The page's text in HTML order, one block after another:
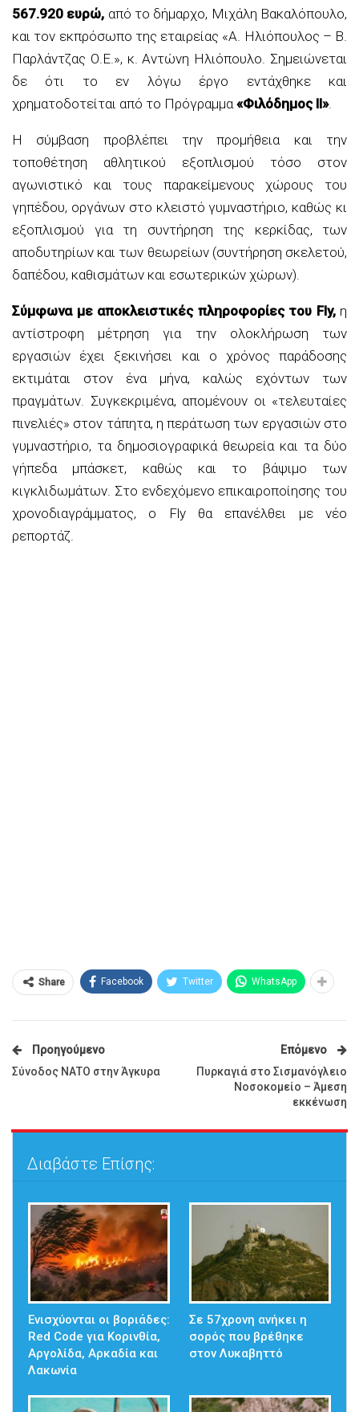
567.920 ευρώ, από το δήμαρχο, Μιχάλη Βακαλόπουλο,
και τον εκπρόσωπο της εταιρείας «Α. Ηλιόπουλος – Β.
Παρλάντζας Ο.Ε.», κ. Αντώνη Ηλιόπουλο. Σημειώνεται
δε ότι το εν λόγω έργο εντάχθηκε και
χρηματοδοτείται από το Πρόγραμμα «Φιλόδημος ΙΙ».
Η σύμβαση προβλέπει την προμήθεια και την
τοποθέτηση αθλητικού εξοπλισμού τόσο στον
αγωνιστικό και τους παρακείμενους χώρους του
γηπέδου, οργάνων στο κλειστό γυμναστήριο, καθώς κι
εξοπλισμού για τη συντήρηση της κερκίδας, των
αποδυτηρίων και των θεωρείων (συντήρηση σκελετού,
δαπέδου, καθισμάτων και εσωτερικών χώρων).
Σύμφωνα με αποκλειστικές πληροφορίες του Fly,η
αντίστροφη μέτρηση για την ολοκλήρωση των
εργασιών έχει ξεκινήσει και ο χρόνος παράδοσης
εκτιμάται στον ένα μήνα, καλώς εχόντων των
πραγμάτων. Συγκεκριμένα, απομένουν οι «τελευταίες
πινελιές» στον τάπητα, η περάτωση των εργασιών στο
γυμναστήριο, τα δημοσιογραφικά θεωρεία και τα δύο
γήπεδα μπάσκετ, καθώς και το βάψιμο των
κιγκλιδωμάτων. Στο ενδεχόμενο επικαιροποίησης του
χρονοδιαγράμματος, ο Fly θα επανέλθει με νέο
ρεπορτάζ.
Share Facebook Twitter WhatsApp
Προηγούμενο
Σύνοδος ΝΑΤΟ στην Άγκυρα
Επόμενο
Πυρκαγιά στο Σισμανόγλειο
Νοσοκομείο – Άμεση
εκκένωση
Διαβάστε Επίσης:
Ενισχύονται οι βοριάδες:
Red Code για Κορινθία,
Αργολίδα, Αρκαδία και
Λακωνία
Σε 57χρονη ανήκει η
σορός που βρέθηκε
στον Λυκαβηττό